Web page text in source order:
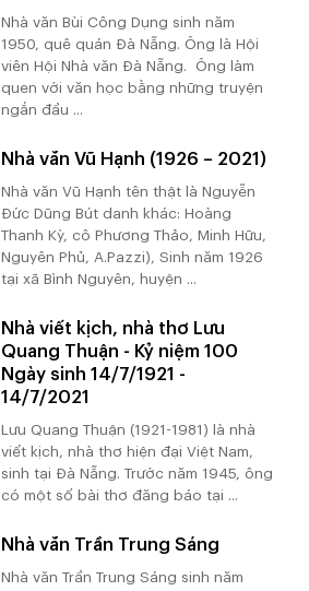
Nhà văn Bùi Công Dụng sinh năm
1950, quê quán Đà Nẵng. Ông là Hội
viên Hội Nhà văn Đà Nẵng. Ông làm
quen với văn học bằng những truyện
ngắn đầu ...
Nhà văn Vũ Hạnh (1926 – 2021)
Nhà văn Vũ Hạnh tên thật là Nguyễn
Đức Dũng Bút danh khác: Hoàng
Thanh Kỳ, cô Phương Thảo, Minh Hữu,
Nguyên Phủ, A.Pazzi), Sinh năm 1926
tại xã Bình Nguyên, huyện ...
Nhà viết kịch, nhà thơ Lưu
Quang Thuận - Kỷ niệm 100
Ngày sinh 14/7/1921 -
14/7/2021
Lưu Quang Thuận (1921-1981) là nhà
viết kịch, nhà thơ hiện đại Việt Nam,
sinh tại Đà Nẵng. Trước năm 1945, ông
có một số bài thơ đăng báo tại ...
Nhà văn Trần Trung Sáng
Nhà văn Trần Trung Sáng sinh năm